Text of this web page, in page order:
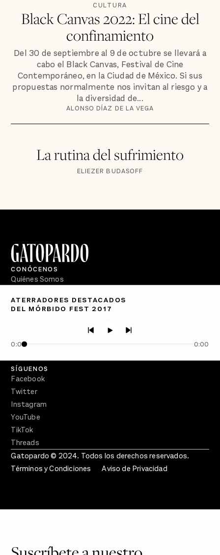
CULTURA
Black Canvas 2022: El cine del
confinamiento
Del 30 de septiembre al 9 de octubre se llevará a
cabo el Black Canvas, Festival de Cine
Contemporáneo, en la Ciudad de México. Si sus
propuestas normalmente nos invitan al riesgo y a
la diversidad de...
ALONSO DÍAZ DE LA VEGA
La rutina del sufrimiento
ELIEZER BUDASOFF
ATERRADORES DESTACADOS
DEL MÓRBIDO FEST 2017
0:00 0:00
CONÓCENOS
Quiénes Somos
PÓDCASTS
Crecer en Distopía
SÍGUENOS
Facebook
Twitter
Instagram
YouTube
TikTok
Threads
Gatopardo © 2024. Todos los derechos reservados.
Términos y Condiciones
Aviso de Privacidad